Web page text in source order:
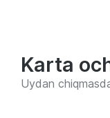
Karta
Uydan